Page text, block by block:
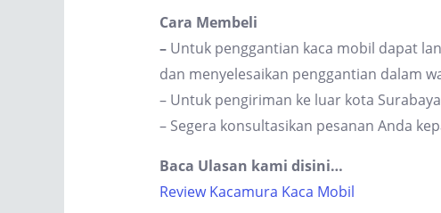
Cara Membeli
– Untuk penggantian kaca mobil dapat
dan menyelesaikan penggantian dalam
– Untuk pengiriman ke luar kota
– Segera konsultasikan pesanan Anda
Baca Ulasan kami disini…
Review Kacamura Kaca Mobil